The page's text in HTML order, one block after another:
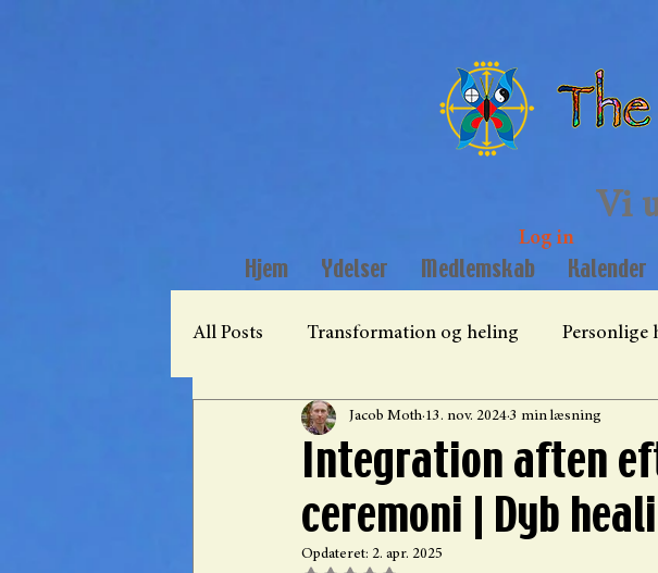
Vi
Log in
Hjem Ydelser Medlemskab Kalender
All Posts Transformation og heling Personlige
Plantemedicin og healing The Magic Garden
Integration aften
ceremoni | Dyb
Jacob Moth 13. nov. 2024 3 min læsning
Opdateret: 2. apr. 2025